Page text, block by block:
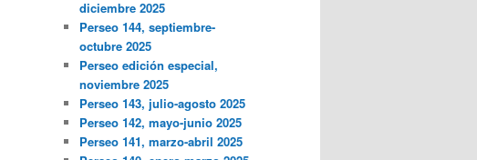
diciembre 2025
Perseo 144, septiembre-
octubre 2025
Perseo edición especial,
noviembre 2025
Perseo 143, julio-agosto 2025
Perseo 142, mayo-junio 2025
Perseo 141, marzo-abril 2025